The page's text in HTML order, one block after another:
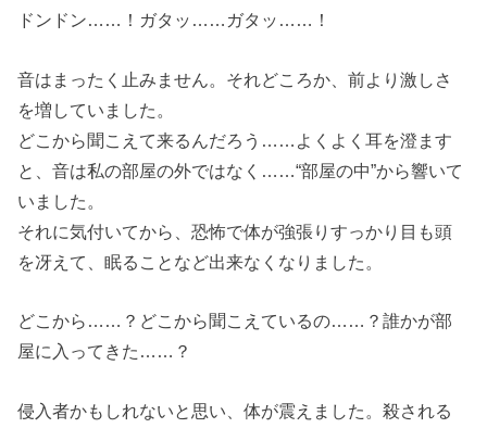
ドンドン……！ガタッ……ガタッ……！
音はまったく止みません。それどころか、前より激しさ
を増していました。
どこから聞こえて来るんだろう……よくよく耳を澄ます
と、音は私の部屋の外ではなく……“部屋の中”から響いて
いました。
それに気付いてから、恐怖で体が強張りすっかり目も頭
を冴えて、眠ることなど出来なくなりました。
どこから……？どこから聞こえているの……？誰かが部
屋に入ってきた……？
侵入者かもしれないと思い、体が震えました。殺される